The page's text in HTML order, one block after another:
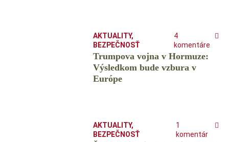
AKTUALITY,
BEZPEČNOSŤ
4
komentáre
Trumpova vojna v Hormuze:
Výsledkom bude vzbura v
Európe
AKTUALITY,
BEZPEČNOSŤ
1
komentár